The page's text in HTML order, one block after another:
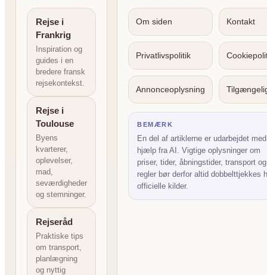
Rejse i
Frankrig
Inspiration og
guides i en
bredere fransk
rejsekontekst.
Rejse i
Toulouse
Byens
kvarterer,
oplevelser,
mad,
seværdigheder
og stemninger.
Rejseråd
Praktiske tips
om transport,
planlægning
og nyttig
Om siden Kontakt
Privatlivspolitik
Annonceoplysning
BEMÆRK
En del af artiklerne er udarbejdet med
hjælp fra AI. Vigtige oplysninger om
priser, tider, åbningstider, transport og
regler bør derfor altid dobbelttjekkes
officielle kilder.